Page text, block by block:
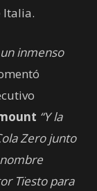
Italia.
inmenso
“Y la
Zero junto
Tïesto para